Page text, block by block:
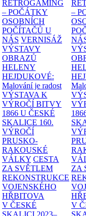
RETROGAMING
– POČÁTKY
OSOBNÍCH
POČÍTAČŮ U
NÁS VERNISÁŽ
VÝSTAVY
OBRAZŮ
HELENY
HEJDUKOVÉ:
Malování je radost
VÝSTAVA K
VÝROČÍ BITVY
1866 U ČESKÉ
SKALICE 160.
VÝROČÍ
PRUSKO-
RAKOUSKÉ
VÁLKY CESTA
ZA SVĚTLEM
REKONSTRUKCE
VOJENSKÉHO
HŘBITOVA
V ČESKÉ
–
ZA
V